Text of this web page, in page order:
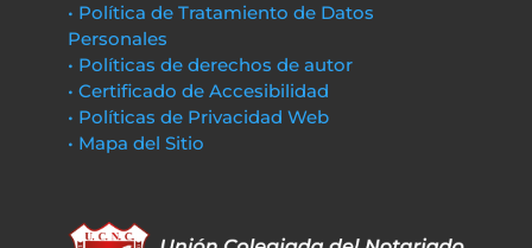
• Política de Tratamiento de Datos
Personales
• Políticas de derechos de autor
• Certificado de Accesibilidad
• Políticas de Privacidad Web
• Mapa del Sitio